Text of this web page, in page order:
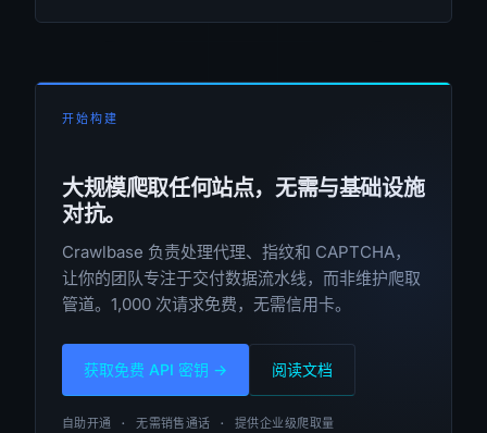
开始构建
大规模爬取任何站点，无需与基础设施
对抗。
Crawlbase 负责处理代理、指纹和 CAPTCHA，
让你的团队专注于交付数据流水线，而非维护爬取
管道。1,000 次请求免费，无需信用卡。
获取免费 API 密钥 → 阅读文档
自助开通 · 无需销售通话 · 提供企业级爬取量